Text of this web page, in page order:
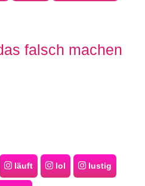
falsch machen
läuft lol lustig